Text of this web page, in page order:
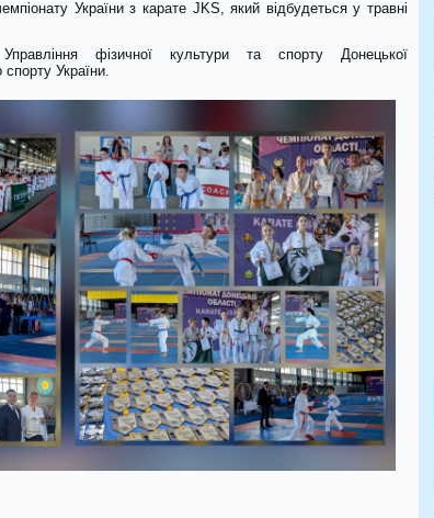
України з карате JKS, який відбудеться у травні
фізичної культури та спорту Донецької
спорту України.